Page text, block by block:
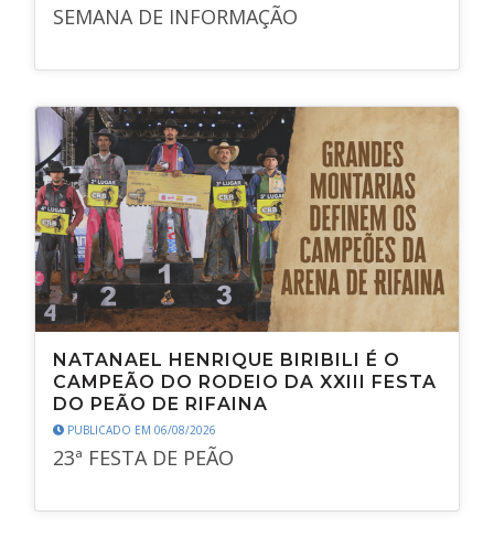
SEMANA DE INFORMAÇÃO
NATANAEL HENRIQUE BIRIBILI É O
CAMPEÃO DO RODEIO DA XXIII FESTA
DO PEÃO DE RIFAINA
PUBLICADO EM 06/08/2026
23ª FESTA DE PEÃO